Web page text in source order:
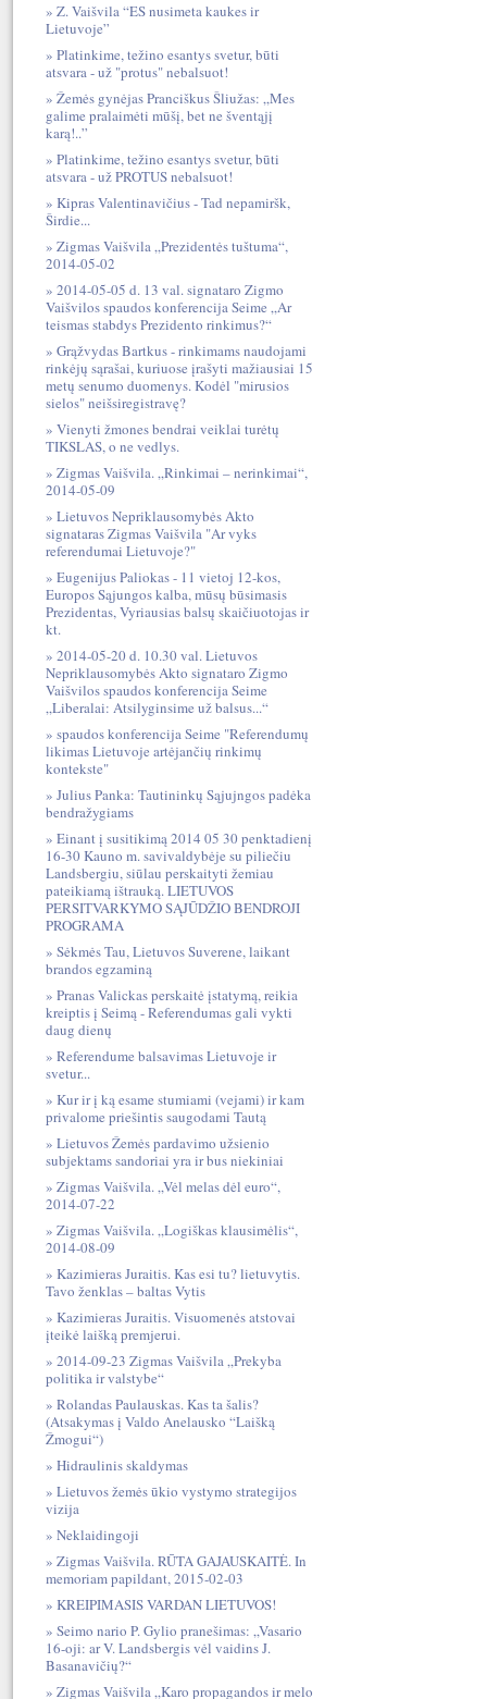
Z. Vaišvila “ES nusimeta kaukes ir
Lietuvoje”
Platinkime, težino esantys svetur, būti
atsvara - už "protus" nebalsuot!
Žemės gynėjas Pranciškus Šliužas: „Mes
galime pralaimėti mūšį, bet ne šventąjį
karą!..”
Platinkime, težino esantys svetur, būti
atsvara - už PROTUS nebalsuot!
Kipras Valentinavičius - Tad nepamiršk,
Širdie...
Zigmas Vaišvila „Prezidentės tuštuma“,
2014-05-02
2014-05-05 d. 13 val. signataro Zigmo
Vaišvilos spaudos konferencija Seime „Ar
teismas stabdys Prezidento rinkimus?“
Grąžvydas Bartkus - rinkimams naudojami
rinkėjų sąrašai, kuriuose įrašyti mažiausiai 15
metų senumo duomenys. Kodėl "mirusios
sielos" neišsiregistravę?
Vienyti žmones bendrai veiklai turėtų
TIKSLAS, o ne vedlys.
Zigmas Vaišvila. „Rinkimai – nerinkimai“,
2014-05-09
Lietuvos Nepriklausomybės Akto
signataras Zigmas Vaišvila "Ar vyks
referendumai Lietuvoje?"
Eugenijus Paliokas - 11 vietoj 12-kos,
Europos Sąjungos kalba, mūsų būsimasis
Prezidentas, Vyriausias balsų skaičiuotojas ir
kt.
2014-05-20 d. 10.30 val. Lietuvos
Nepriklausomybės Akto signataro Zigmo
Vaišvilos spaudos konferencija Seime
„Liberalai: Atsilyginsime už balsus...“
spaudos konferencija Seime "Referendumų
likimas Lietuvoje artėjančių rinkimų
kontekste"
Julius Panka: Tautininkų Sąjujngos padėka
bendražygiams
Einant į susitikimą 2014 05 30 penktadienį
16-30 Kauno m. savivaldybėje su piliečiu
Landsbergiu, siūlau perskaityti žemiau
pateikiamą ištrauką. LIETUVOS
PERSITVARKYMO SĄJŪDŽIO BENDROJI
PROGRAMA
Sėkmės Tau, Lietuvos Suverene, laikant
brandos egzaminą
Pranas Valickas perskaitė įstatymą, reikia
kreiptis į Seimą - Referendumas gali vykti
daug dienų
Referendume balsavimas Lietuvoje ir
svetur...
Kur ir į ką esame stumiami (vejami) ir kam
privalome priešintis saugodami Tautą
Lietuvos Žemės pardavimo užsienio
subjektams sandoriai yra ir bus niekiniai
Zigmas Vaišvila. „Vėl melas dėl euro“,
2014-07-22
Zigmas Vaišvila. „Logiškas klausimėlis“,
2014-08-09
Kazimieras Juraitis. Kas esi tu? lietuvytis.
Tavo ženklas – baltas Vytis
Kazimieras Juraitis. Visuomenės atstovai
įteikė laišką premjerui.
2014-09-23 Zigmas Vaišvila „Prekyba
politika ir valstybe“
Rolandas Paulauskas. Kas ta šalis?
(Atsakymas į Valdo Anelausko “Laišką
Žmogui“)
Hidraulinis skaldymas
Lietuvos žemės ūkio vystymo strategijos
vizija
Neklaidingoji
Zigmas Vaišvila. RŪTA GAJAUSKAITĖ. In
memoriam papildant, 2015-02-03
KREIPIMASIS VARDAN LIETUVOS!
Seimo nario P. Gylio pranešimas: „Vasario
16-oji: ar V. Landsbergis vėl vaidins J.
Basanavičių?“
Zigmas Vaišvila „Karo propagandos ir melo